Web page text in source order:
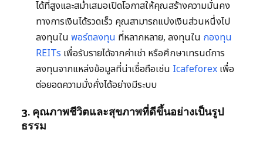
ได้ที่สูงและสม่ำเสมอเปิดโอกาสให้คุณสร้างความมั่นคง
ทางการเงินได้รวดเร็ว คุณสามารถแบ่งเงินส่วนหนึ่งไป
ลงทุนใน พอร์ตลงทุน ที่หลากหลาย, ลงทุนใน กองทุน
REITs เพื่อรับรายได้จากค่าเช่า หรือศึกษาเทรนด์การ
ลงทุนจากแหล่งข้อมูลที่น่าเชื่อถือเช่น Icafeforex เพื่อ
ต่อยอดความมั่งคั่งได้อย่างมีระบบ
3. คุณภาพชีวิตและสุขภาพที่ดีขึ้นอย่างเป็นรูป
ธรรม